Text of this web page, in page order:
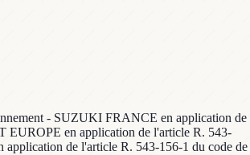
- SUZUKI FRANCE en application de
EUROPE en application de l'article R. 543-
de l'article R. 543-156-1 du code de